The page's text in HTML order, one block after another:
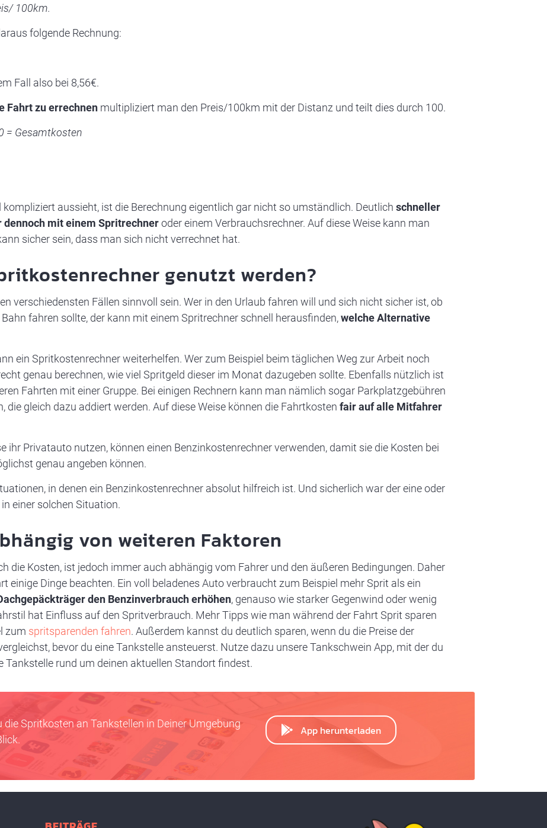
100km.
folgende Rechnung:
Fall also bei 8,56€.
Fahrt zu errechnen multipliziert man den Preis/100km mit der Distanz und teilt dies durch 100.
= Gesamtkosten
aussieht, ist die Berechnung eigentlich gar nicht so umständlich. Deutlich schneller
mit einem Spritrechneroder einem Verbrauchsrechner. Auf diese Weise kann man
sicher sein, dass man sich nicht verrechnet hat.
genutzt werden?
verschiedensten Fällen sinnvoll sein. Wer in den Urlaub fahren will und sich nicht sicher ist, ob
fahren sollte, der kann mit einem Spritrechner schnell herausfinden,welche Alternative
ein Spritkostenrechner weiterhelfen. Wer zum Beispiel beim täglichen Weg zur Arbeit noch
genau berechnen, wie viel Spritgeld dieser im Monat dazugeben sollte. Ebenfalls nützlich ist
Fahrten mit einer Gruppe. Bei einigen Rechnern kann man nämlich sogar Parkplatzgebühren
die gleich dazu addiert werden. Auf diese Weise können die Fahrtkosten fair auf alle Mitfahrer
ihr Privatauto nutzen, können einen Benzinkostenrechner verwenden, damit sie die Kosten bei
genau angeben können.
in denen ein Benzinkostenrechner absolut hilfreich ist. Und sicherlich war der eine oder
einer solchen Situation.
von weiteren Faktoren
die Kosten, ist jedoch immer auch abhängig vom Fahrer und den äußeren Bedingungen. Daher
einige Dinge beachten. Ein voll beladenes Auto verbraucht zum Beispiel mehr Sprit als ein
den Benzinverbrauch erhöhen, genauso wie starker Gegenwind oder wenig
hat Einfluss auf den Spritverbrauch. Mehr Tipps wie man während der Fahrt Sprit sparen
zum spritsparenden fahren. Außerdem kannst du deutlich sparen, wenn du die Preise der
bevor du eine Tankstelle ansteuerst. Nutze dazu unsere Tankschwein App, mit der du
Tankstelle rund um deinen aktuellen Standort findest.
Spritkosten an Tankstellen in Deiner Umgebung
App herunterladen